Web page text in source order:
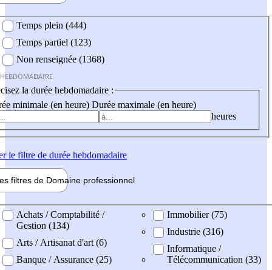
Temps plein (444)
Temps partiel (123)
Non renseignée (1368)
la durée hebdomadaire :
minimale (en heure) Durée maximale (en heure)
heures
le filtre de durée hebdomadaire
filtres de Domaine professionnel
professionel
Achats / Comptabilité /
Gestion (134)
Arts / Artisanat d'art (6)
Banque / Assurance (25)
Immobilier (75)
Industrie (316)
Informatique /
Télécommunication (33)